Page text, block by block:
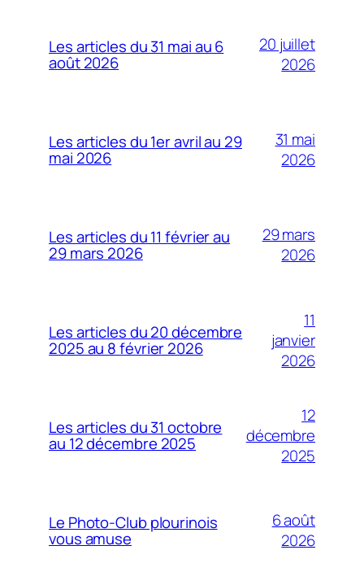
Les articles du 31 mai au 6
août 2026
20 juillet
2026
Les articles du 1er avril au 29
mai 2026
31 mai
2026
Les articles du 11 février au
29 mars 2026
29 mars
2026
Les articles du 20 décembre
2025 au 8 février 2026
11
janvier
2026
Les articles du 31 octobre
au 12 décembre 2025
12
décembre
2025
Le Photo-Club plourinois
vous amuse
6 août
2026